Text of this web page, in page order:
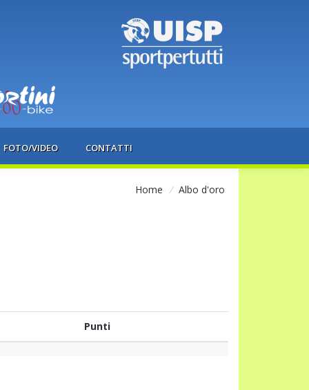
FOTO/VIDEO CONTATTI
Home / Albo d'oro
Punti